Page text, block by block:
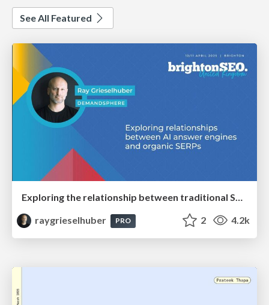
See All Featured
Exploring the relationship between traditional SERPs and Gen AI search
raygrieselhuber
PRO 2 4.2k